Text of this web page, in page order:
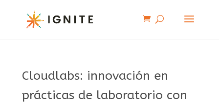
Cloudlabs: innovación en
prácticas de laboratorio con